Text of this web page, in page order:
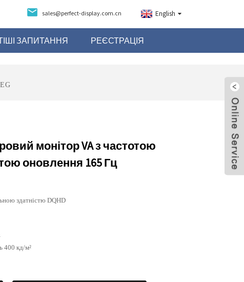
sales@perfect-display.com.cn English
ЗАПИТАННЯ РЕЄСТРАЦІЯ
монітор VA з частотою
оновлення 165 Гц
здатністю DQHD
400 кд/м²